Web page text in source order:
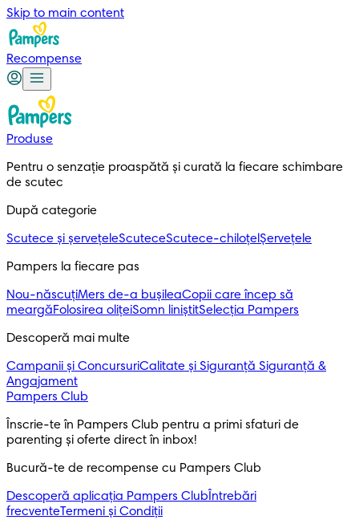
Skip to main content
Recompense
Produse
Pentru o senzație proaspătă și curată la fiecare schimbare
de scutec
După categorie
Scutece și șervețeleScuteceScutece-chiloțelȘervețele
Pampers la fiecare pas
Nou-născuțiMers de-a bușileaCopii care încep să
meargăFolosirea olițeiSomn liniștitSelecția Pampers
Descoperă mai multe
Campanii și ConcursuriCalitate și Siguranță Siguranță &
Angajament
Pampers Club
Înscrie-te în Pampers Club pentru a primi sfaturi de
parenting și oferte direct în inbox!
Bucură-te de recompense cu Pampers Club
Descoperă aplicația Pampers Club Întrebări
frecventeTermeni și Condiții